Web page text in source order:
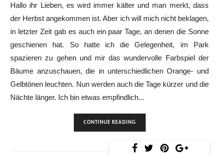
Hallo ihr Lieben, es wird immer kälter und man merkt, dass
der Herbst angekommen ist. Aber ich will mich nicht beklagen,
in letzter Zeit gab es auch ein paar Tage, an denen die Sonne
geschienen hat. So hatte ich die Gelegenheit, im Park
spazieren zu gehen und mir das wundervolle Farbspiel der
Bäume anzuschauen, die in unterschiedlichen Orange- und
Gelbtönen leuchten. Nun werden auch die Tage kürzer und die
Nächte länger. Ich bin etwas empfindlich...
CONTINUE READING